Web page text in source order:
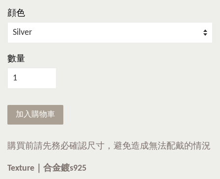
顔色
數量
加入購物車
購買前請先務必確認尺寸，避免造成無法配戴的情況
Texture｜合金鍍s925